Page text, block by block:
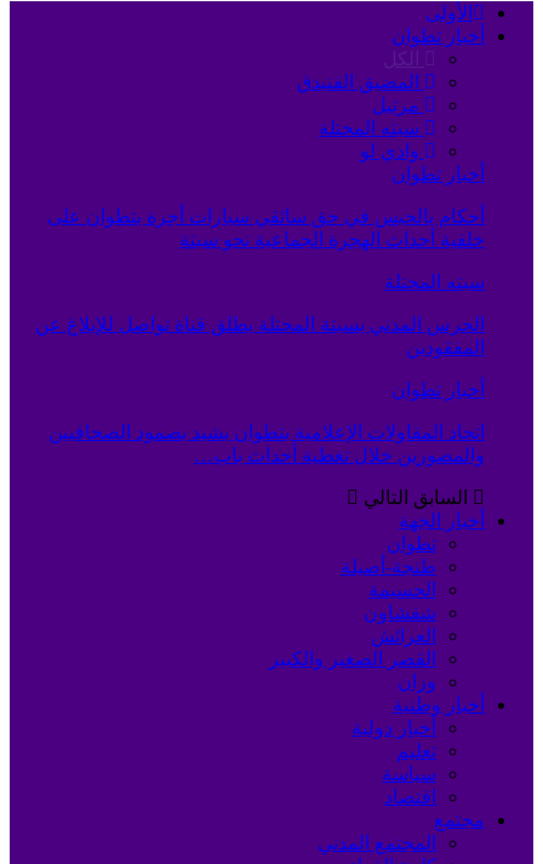
الأولى
أخبار تطوان
الكل
المضيق الفنيدق
مرتيل
سبته المحتلة
وادي لو
أخبار تطوان
أحكام بالحبس في حق سائقي سيارات أجرة بتطوان على
خلفية أحداث الهجرة الجماعية نحو سبتة
سبته المحتلة
الحرس المدني بسبتة المحتلة يطلق قناة تواصل للإبلاغ عن
المفقودين
أخبار تطوان
اتحاد المقاولات الإعلامية بتطوان يشيد بصمود الصحافيين
والمصورين خلال تغطية أحداث باب…
السابق التالي
أخبار الجهة
تطوان
طنجة-أصيلة
الحسيمة
شفشاون
العرائش
القصر الصغير والكبير
وزان
أخبار وطنية
أخبار دولية
تعليم
سياسة
اقتصاد
مجتمع
المجتمع المدني